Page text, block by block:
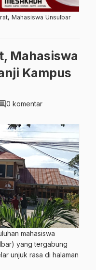
Mahasiswa Unsulbar
Mahasiswa
Kampus
0 komentar
mahasiswa
yang tergabung
unjuk rasa di halaman